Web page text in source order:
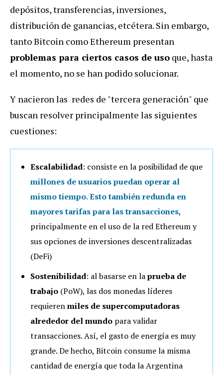
depósitos, transferencias, inversiones,
distribución de ganancias, etcétera. Sin embargo,
tanto Bitcoin como Ethereum presentan
problemas para ciertos casos de uso que, hasta
el momento, no se han podido solucionar.
Y nacieron las redes de "tercera generación" que
buscan resolver principalmente las siguientes
cuestiones:
Escalabilidad: consiste en la posibilidad de que
millones de usuarios puedan operar al
mismo tiempo. Esto también redunda en
mayores tarifas para las transacciones,
principalmente en el uso de la red Ethereum y
sus opciones de inversiones descentralizadas
(DeFi)
Sostenibilidad: al basarse en laprueba de
trabajo (PoW), las dos monedas líderes
requierenmiles de supercomputadoras
alrededor del mundo para validar
transacciones. Así, el gasto de energía es muy
grande. De hecho, Bitcoin consume la misma
cantidad de energía que toda la Argentina